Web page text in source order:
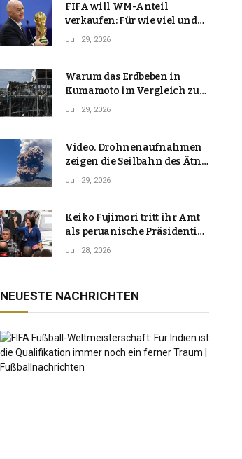
FIFA will WM-Anteil
verkaufen: Für wie viel und
warum macht Gianni
Juli 29, 2026
Warum das Erdbeben in
Kumamoto im Vergleich zu
den meisten Erdbeben, die
Juli 29, 2026
Video. Drohnenaufnahmen
zeigen die Seilbahn des Ätna
über einer Vulkanlandschaft
Juli 29, 2026
Keiko Fujimori tritt ihr Amt
als peruanische Präsidentin
an und verspricht, das
Juli 28, 2026
NEUESTE NACHRICHTEN